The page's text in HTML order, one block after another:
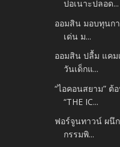
ปอเนาะปลอด...
ออมสิน มอบทุนก
เด่น ม...
ออมสิน ปลื้ม แคม
วันเด็กแ...
“ไอคอนสยาม” ต้
“THE IC...
ฟอร์จูนทาวน์ ผนึ
กรรมพิ...